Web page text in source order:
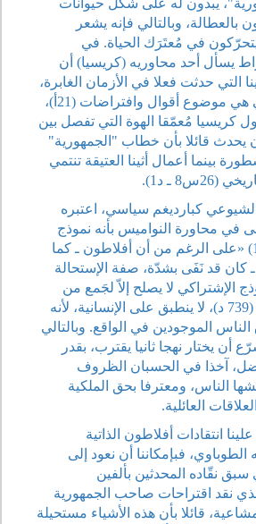
يبدون له على شكل حيوانات
بالعطالة، وبالتالي فإنه يشعر
في مُعتَرَك الحياة. في
يسأل أحد محاوريه (كريسيا) أن
التي حدثت فعلا في الأزمان الغابرة،
على عكس تلك التي هي موضوع أقوال وافتراضات (21أ)،
كريسيا مُعمّقا الهوة التي تفصل بين
قائلا بأن خطاب "الجمهورية"
بينما أعمال أثينا العتيقة تنتمي
ـ د1).
الشيوعي كبارديغم سياسي، اعتبره
في محاورة النواميس بأنه نموذج
(746 س 1) «على الرغم من أن أفلاطون ـ كما
كان قد نَفَى بشدّة، صفة الإستحالة
الإشتراكي لا يصلح إلاّ لجَمع من
الآلهة أو لأبناء الآلهة (739 د)، لا ينطبق على الإنسانية، لأنه
الموجودين في الواقع. وبالتالي
يختار نهجا ثانيا يقترب، بقدر
آخذا في الحسبان الظروف
الناس، ومعترفا بحق الملكية
العائلية.
انتقادات أفلاطون الذاتية
فبإمكاننا أن نعود إلى
نقّاده المحدثين بألفين
نقد اقتراحات صاحب الجمهورية
قائلا بأن هذه الأشياء مستحيلة